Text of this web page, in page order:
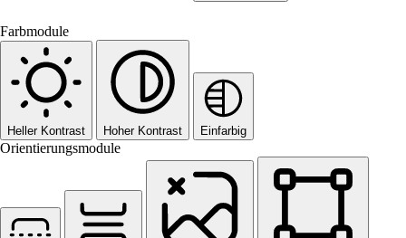
Farbmodule
Heller Kontrast Hoher Kontrast Einfarbig
Orientierungsmodule